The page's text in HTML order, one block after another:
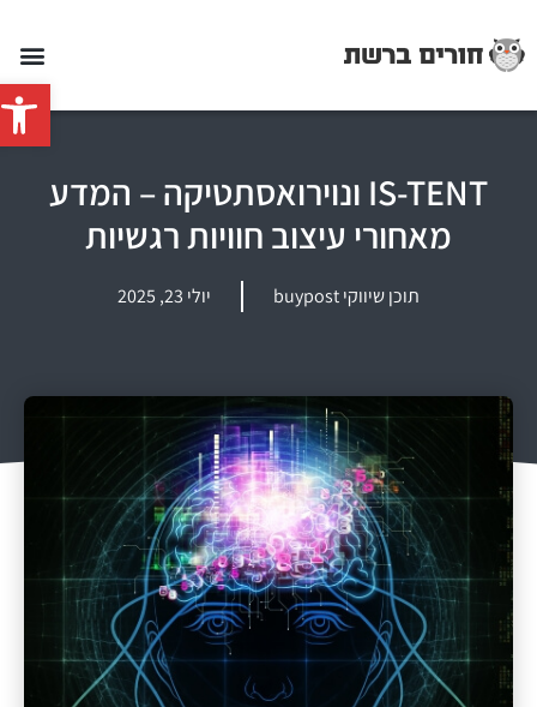
פתח
IS-TENT ונוירואסתטיקה – המדע
מאחורי עיצוב חוויות רגשיות
תוכן שיווקי buypost יולי 23, 2025